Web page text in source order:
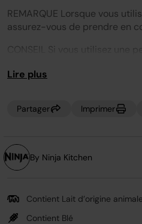
de
notation.
Lien
REMARQUE Lorsque vous
assurez-vous de prendre en
CONSEIL Si vous utilisez une
du transfert de vos calzones
Lire plus
Partager Imprimer
By Ninja Kitchen
Contient Lait d’origine animale
Contient Blé